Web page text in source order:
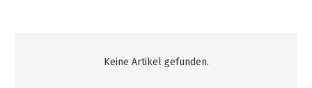
Keine Artikel gefunden.